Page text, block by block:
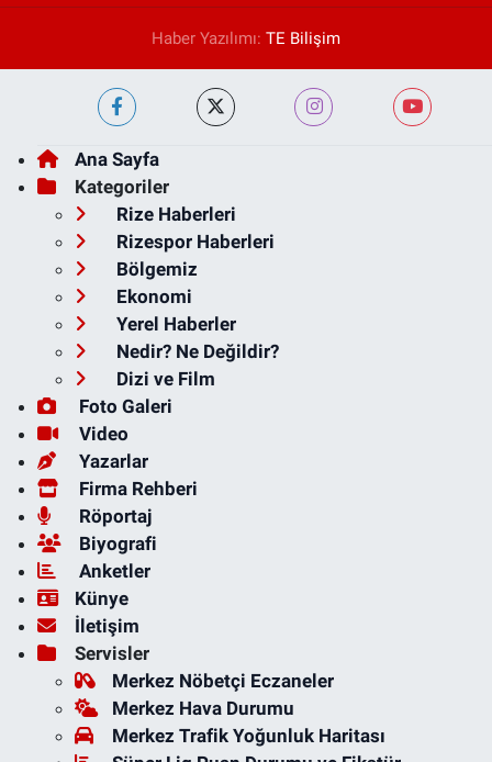
Haber Yazılımı: TE Bilişim
Ana Sayfa
Kategoriler
Rize Haberleri
Rizespor Haberleri
Bölgemiz
Ekonomi
Yerel Haberler
Nedir? Ne Değildir?
Dizi ve Film
Foto Galeri
Video
Yazarlar
Firma Rehberi
Röportaj
Biyografi
Anketler
Künye
İletişim
Servisler
Merkez Nöbetçi Eczaneler
Merkez Hava Durumu
Merkez Trafik Yoğunluk Haritası